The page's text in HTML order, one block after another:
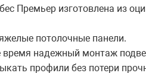
Премьер изготовлена из
потолочные панели.
время надежный монтаж
профили без потери